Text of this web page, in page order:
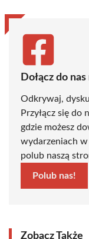
Dołącz do
Odkrywaj,
Przyłącz się do
gdzie możesz
wydarzeniach
polub naszą
Polub nas!
Zobacz Także